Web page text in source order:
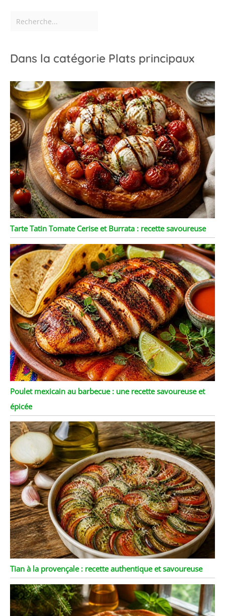
Dans la catégorie Plats principaux
Tarte Tatin Tomate Cerise et Burrata : recette savoureuse
Poulet mexicain au barbecue : une recette savoureuse et
épicée
Tian à la provençale : recette authentique et savoureuse